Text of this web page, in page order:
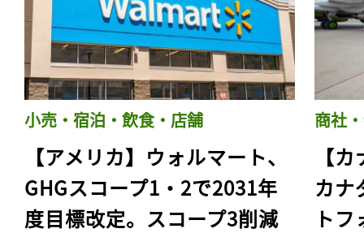
小売・宿泊・飲食・店舗
【アメリカ】ウォルマート、
GHGスコープ1・2で2031年
度目標改定。スコープ3削減
商社
【
カナ
ト